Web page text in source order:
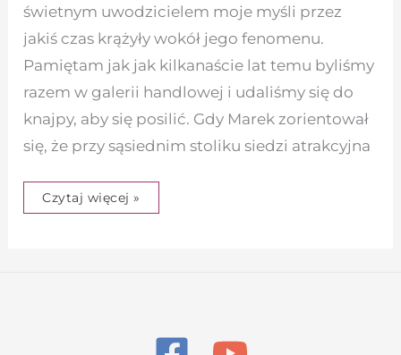
świetnym uwodzicielem moje myśli przez
jakiś czas krążyły wokół jego fenomenu.
Pamiętam jak jak kilkanaście lat temu byliśmy
razem w galerii handlowej i udaliśmy się do
knajpy, aby się posilić. Gdy Marek zorientował
się, że przy sąsiednim stoliku siedzi atrakcyjna
Czytaj więcej »